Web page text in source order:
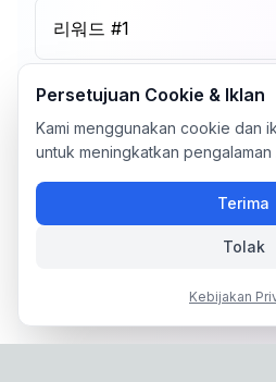
리워드 #1
Persetujuan Cookie & Iklan
Kami menggunakan cookie dan
untuk meningkatkan pengalaman
Terima
Tolak
Kebijakan